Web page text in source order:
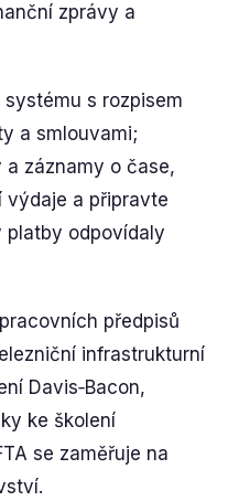
zprávy a
s rozpisem
a smlouvami;
záznamy o čase,
výdaje a připravte
odpovídaly
předpisů
infrastrukturní
Davis‑Bacon,
ke školení
se zaměřuje na